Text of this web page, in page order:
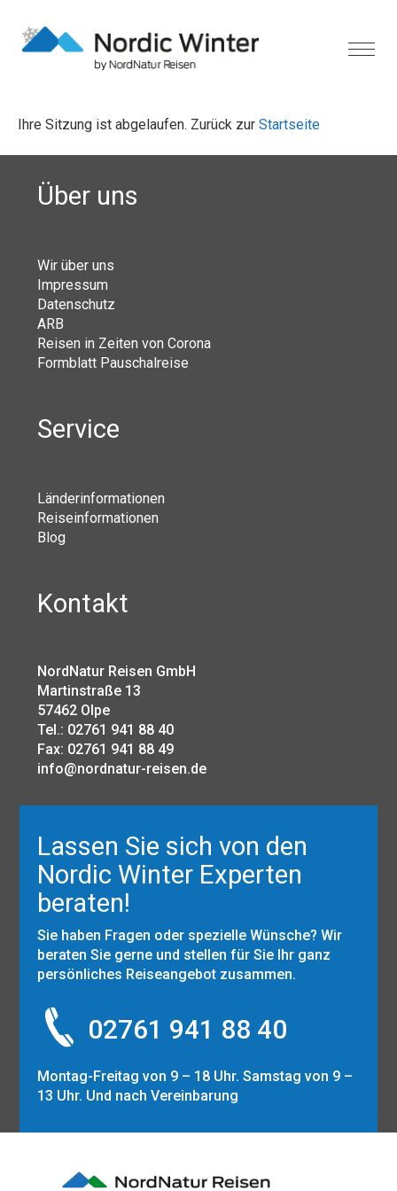
Ihre Sitzung ist abgelaufen. Zurück zur Startseite
Über uns
Wir über uns
Impressum
Datenschutz
ARB
Reisen in Zeiten von Corona
Formblatt Pauschalreise
Service
Länderinformationen
Reiseinformationen
Blog
Kontakt
NordNatur Reisen GmbH
Martinstraße 13
57462 Olpe
Tel.: 02761 941 88 40
Fax: 02761 941 88 49
info@nordnatur-reisen.de
Lassen Sie sich von den
Nordic Winter Experten
beraten!
Sie haben Fragen oder spezielle Wünsche? Wir
beraten Sie gerne und stellen für Sie Ihr ganz
persönliches Reiseangebot zusammen.
02761 941 88 40
Montag-Freitag von 9 – 18 Uhr. Samstag von 9 –
13 Uhr. Und nach Vereinbarung